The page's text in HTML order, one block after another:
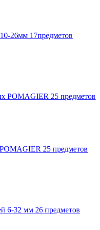
26мм 17предметов
25 предметов